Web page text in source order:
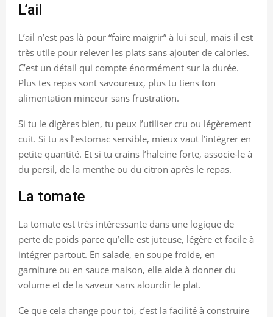
L’ail
L’ail n’est pas là pour “faire maigrir” à lui seul, mais il est
très utile pour relever les plats sans ajouter de calories.
C’est un détail qui compte énormément sur la durée.
Plus tes repas sont savoureux, plus tu tiens ton
alimentation minceur sans frustration.
Si tu le digères bien, tu peux l’utiliser cru ou légèrement
cuit. Si tu as l’estomac sensible, mieux vaut l’intégrer en
petite quantité. Et si tu crains l’haleine forte, associe-le à
du persil, de la menthe ou du citron après le repas.
La tomate
La tomate est très intéressante dans une logique de
perte de poids parce qu’elle est juteuse, légère et facile à
intégrer partout. En salade, en soupe froide, en
garniture ou en sauce maison, elle aide à donner du
volume et de la saveur sans alourdir le plat.
Ce que cela change pour toi, c’est la facilité à construire